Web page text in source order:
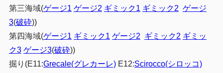
第三海域(ゲージ1 ゲージ2 ギミック1 ギミック2 ゲージ
3(破砕))
第四海域(ゲージ1 ギミック1 ゲージ2 ギミック2 ギミッ
ク3 ゲージ3(破砕))
掘り(E11:Grecale(グレカーレ)E12:Scirocco(シロッコ)